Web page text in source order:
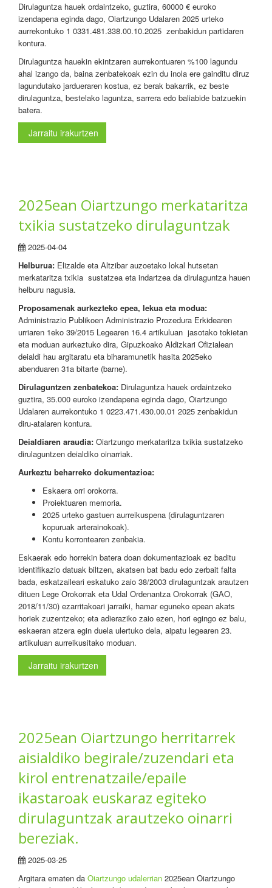
Dirulaguntza hauek ordaintzeko, guztira, 60000 € euroko
izendapena eginda dago, Oiartzungo Udalaren 2025 urteko
aurrekontuko 1 0331.481.338.00.10.2025 zenbakidun partidaren
kontura.
Dirulaguntza hauekin ekintzaren aurrekontuaren %100 lagundu
ahal izango da, baina zenbatekoak ezin du inola ere gainditu diruz
lagundutako jardueraren kostua, ez berak bakarrik, ez beste
dirulaguntza, bestelako laguntza, sarrera edo baliabide batzuekin
batera.
Jarraitu irakurtzen
2025ean Oiartzungo merkataritza
txikia sustatzeko dirulaguntzak
2025-04-04
Helburua: Elizalde eta Altzibar auzoetako lokal hutsetan
merkataritza txikia sustatzea eta indartzea da dirulaguntza hauen
helburu nagusia.
Proposamenak aurkezteko epea, lekua eta modua:
Administrazio Publikoen Administrazio Prozedura Erkidearen
urriaren 1eko 39/2015 Legearen 16.4 artikuluan jasotako tokietan
eta moduan aurkeztuko dira, Gipuzkoako Aldizkari Ofizialean
deialdi hau argitaratu eta biharamunetik hasita 2025eko
abenduaren 31a bitarte (barne).
Dirulaguntzen zenbatekoa: Dirulaguntza hauek ordaintzeko
guztira, 35.000 euroko izendapena eginda dago, Oiartzungo
Udalaren aurrekontuko 1 0223.471.430.00.01 2025 zenbakidun
diru-atalaren kontura.
Deialdiaren araudia: Oiartzungo merkataritza txikia sustatzeko
dirulaguntzen deialdiko oinarriak.
Aurkeztu beharreko dokumentazioa:
Eskaera orri orokorra.
Proiektuaren memoria.
2025 urteko gastuen aurreikuspena (dirulaguntzaren
kopuruak arterainokoak).
Kontu korrontearen zenbakia.
Eskaerak edo horrekin batera doan dokumentazioak ez baditu
identifikazio datuak biltzen, akatsen bat badu edo zerbait falta
bada, eskatzaileari eskatuko zaio 38/2003 dirulaguntzak arautzen
dituen Lege Orokorrak eta Udal Ordenantza Orokorrak (GAO,
2018/11/30) ezarritakoari jarraiki, hamar eguneko epean akats
horiek zuzentzeko; eta adieraziko zaio ezen, hori egingo ez balu,
eskaeran atzera egin duela ulertuko dela, aipatu legearen 23.
artikuluan aurreikusitako moduan.
Jarraitu irakurtzen
2025ean Oiartzungo herritarrek
aisialdiko begirale/zuzendari eta
kirol entrenatzaile/epaile
ikastaroak euskaraz egiteko
dirulaguntzak arautzeko oinarri
bereziak.
2025-03-25
Argitara ematen da Oiartzungo udalerrian 2025ean Oiartzungo